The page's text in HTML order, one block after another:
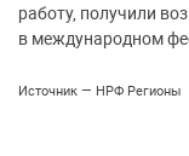
работу, получили
в международном
Источник — НРФ Регионы